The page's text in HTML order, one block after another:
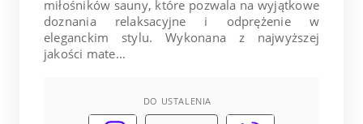
miłośników sauny, które pozwala na wyjątkowe
doznania relaksacyjne i odprężenie w
eleganckim stylu. Wykonana z najwyższej
jakości mate...
DO USTALENIA